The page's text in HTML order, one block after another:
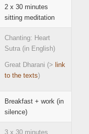
2 x 30 minutes
sitting meditation
Chanting: Heart
Sutra (in English)
Great Dharani (> link
to the texts)
Breakfast + work (in
silence)
3 x 30 minutes